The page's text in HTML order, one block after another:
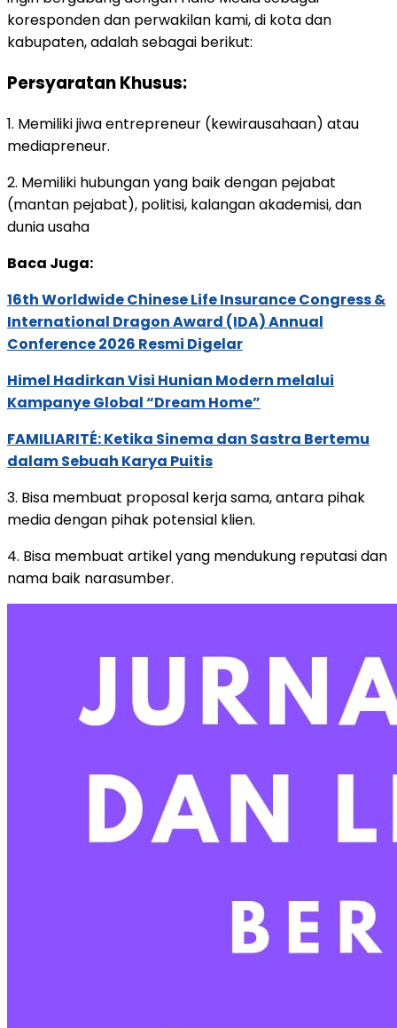
koresponden dan perwakilan kami, di kota dan
kabupaten, adalah sebagai berikut:
Persyaratan Khusus:
1. Memiliki jiwa entrepreneur (kewirausahaan) atau
mediapreneur.
2. Memiliki hubungan yang baik dengan pejabat
(mantan pejabat), politisi, kalangan akademisi, dan
dunia usaha
Baca Juga:
16th Worldwide Chinese Life Insurance Congress &
International Dragon Award (IDA) Annual
Conference 2026 Resmi Digelar
Himel Hadirkan Visi Hunian Modern melalui
Kampanye Global “Dream Home”
FAMILIARITÉ: Ketika Sinema dan Sastra Bertemu
dalam Sebuah Karya Puitis
3. Bisa membuat proposal kerja sama, antara pihak
media dengan pihak potensial klien.
4. Bisa membuat artikel yang mendukung reputasi dan
nama baik narasumber.